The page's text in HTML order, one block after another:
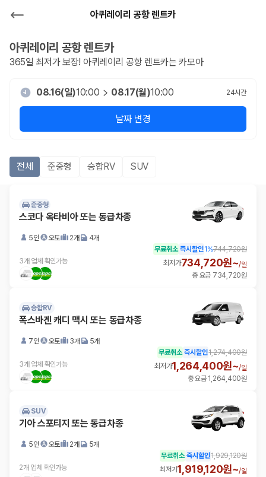
아퀴레이리 공항 렌트카
아퀴레이리 공항렌트카
365일 최저가 보장! 아퀴레이리 공항 렌트카는 카모아
08.16(일)10:00 08.17(월)10:00 24시간
날짜 변경
전체 준중형 승합RV SUV
준중형
스코다 옥타비아 또는 동급차종
5인 오토 2개 4개
3개 업체 확인가능
무료취소 즉시할인1 %744,720원
최저가734,720원~/일
총 요금 734,720원
승합RV
폭스바겐 캐디 맥시 또는 동급차종
7인 오토 3개 5개
3개 업체 확인가능
무료취소 즉시할인1,274,400원
최저가1,264,400원~/일
총 요금 1,264,400원
SUV
기아 스포티지 또는 동급차종
5인 오토 2개 5개
2개 업체 확인가능
무료취소 즉시할인1,929,120원
최저가1,919,120원~/일